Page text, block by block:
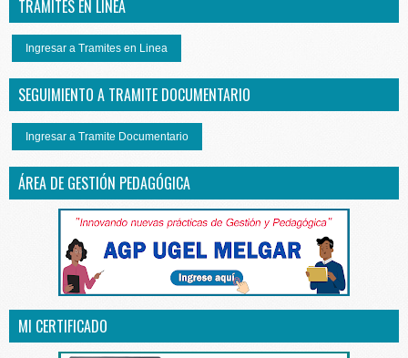
TRAMITES EN LINEA
Ingresar a Tramites en Linea
SEGUIMIENTO A TRAMITE DOCUMENTARIO
Ingresar a Tramite Documentario
ÁREA DE GESTIÓN PEDAGÓGICA
MI CERTIFICADO